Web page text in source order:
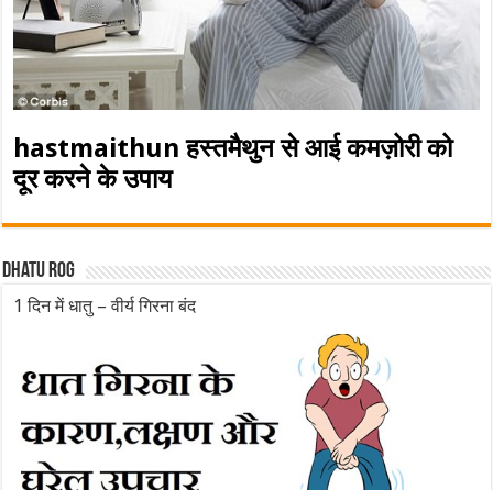
hastmaithun हस्तमैथुन से आई कमज़ोरी को
दूर करने के उपाय
Dhatu rog
1 दिन में धातु – वीर्य गिरना बंद